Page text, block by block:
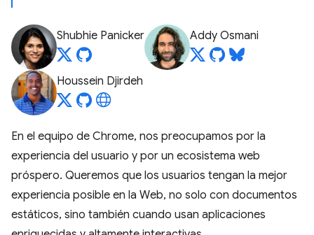
Shubhie Panicker Addy Osmani
Houssein Djirdeh
En el equipo de Chrome, nos preocupamos por la
experiencia del usuario y por un ecosistema web
próspero. Queremos que los usuarios tengan la mejor
experiencia posible en la Web, no solo con documentos
estáticos, sino también cuando usan aplicaciones